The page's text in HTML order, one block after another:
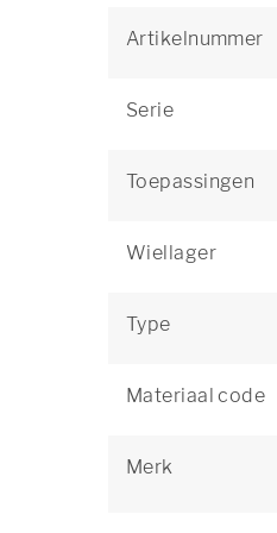
Artikelnummer
Serie
Toepassingen
Wiellager
Type
Materiaal code
Merk